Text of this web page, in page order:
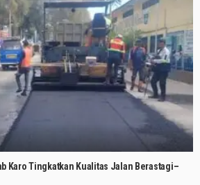
Karo Tingkatkan Kualitas Jalan Berastagi–